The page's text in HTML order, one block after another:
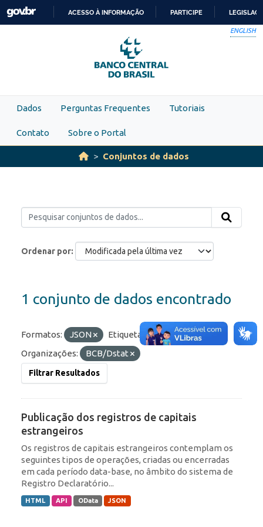
Skip to main content
PARA
O
CONTEÚDO
ACESSO À INFORMAÇÃO PARTICIPE
ENGLISH
Dados Perguntas Frequentes Tutoriais
Contato Sobre o Portal
Conjuntos de dados
Ordenar por
1 conjunto de dados encontrado
Formatos: JSON Etiquetas:
ROF
Organizações:
BCB/Dstat
Filtrar Resultados
Publicação dos registros de capitais
estrangeiros
Os registros de capitais estrangeiros contemplam os
seguintes tipos de operações, criadas ou encerradas
em cada período data-base, no âmbito do sistema de
Registro Declaratório...
HTML API OData JSON